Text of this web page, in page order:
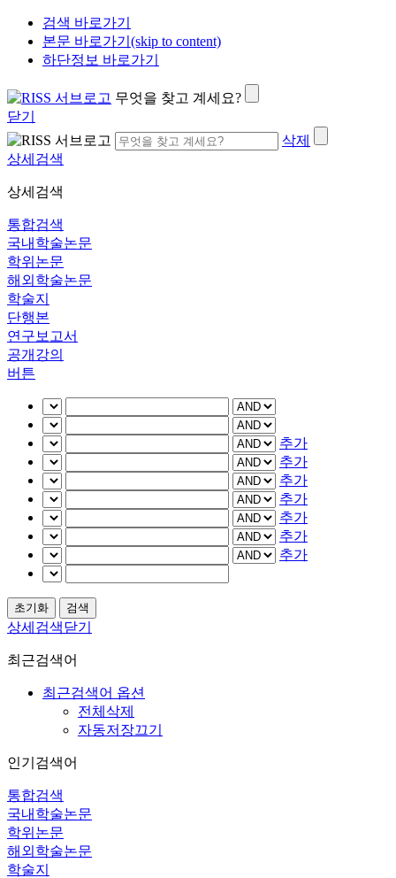
검색 바로가기
본문 바로가기(skip to content)
하단정보 바로가기
무엇을 찾고 계세요?
닫기
삭제
상세검색
상세검색
통합검색
국내학술논문
학위논문
해외학술논문
학술지
단행본
연구보고서
공개강의
버튼
추가
추가
추가
추가
추가
추가
추가
상세검색닫기
최근검색어
최근검색어 옵션
전체삭제
자동저장끄기
인기검색어
통합검색
국내학술논문
학위논문
해외학술논문
학술지